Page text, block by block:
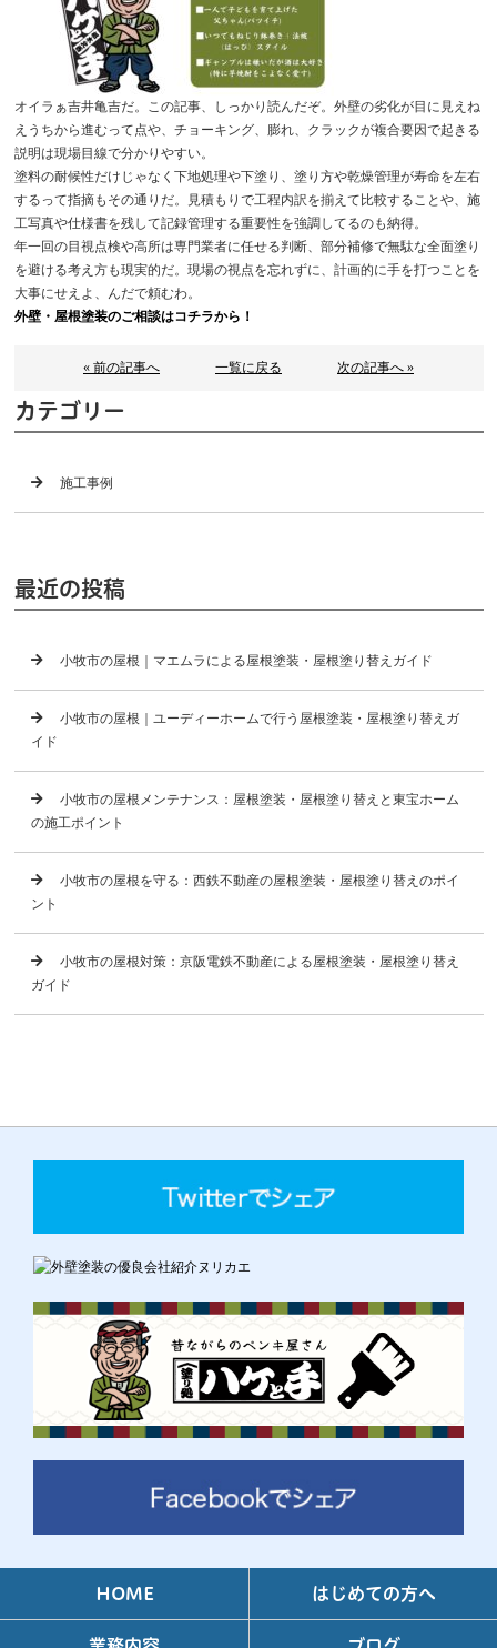
オイラぁ吉井亀吉だ。この記事、しっかり読んだぞ。外壁の劣化が目に見えね
えうちから進むって点や、チョーキング、膨れ、クラックが複合要因で起きる
説明は現場目線で分かりやすい。
塗料の耐候性だけじゃなく下地処理や下塗り、塗り方や乾燥管理が寿命を左右
するって指摘もその通りだ。見積もりで工程内訳を揃えて比較することや、施
工写真や仕様書を残して記録管理する重要性を強調してるのも納得。
年一回の目視点検や高所は専門業者に任せる判断、部分補修で無駄な全面塗り
を避ける考え方も現実的だ。現場の視点を忘れずに、計画的に手を打つことを
大事にせえよ、んだで頼むわ。
外壁・屋根塗装のご相談はコチラから！
« 前の記事へ 一覧に戻る 次の記事へ »
カテゴリー
施工事例
最近の投稿
小牧市の屋根｜マエムラによる屋根塗装・屋根塗り替えガイド
小牧市の屋根｜ユーディーホームで行う屋根塗装・屋根塗り替えガ
イド
小牧市の屋根メンテナンス：屋根塗装・屋根塗り替えと東宝ホーム
の施工ポイント
小牧市の屋根を守る：西鉄不動産の屋根塗装・屋根塗り替えのポイ
ント
小牧市の屋根対策：京阪電鉄不動産による屋根塗装・屋根塗り替え
ガイド
HOME はじめての方へ